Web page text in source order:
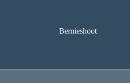
Bernieshoot